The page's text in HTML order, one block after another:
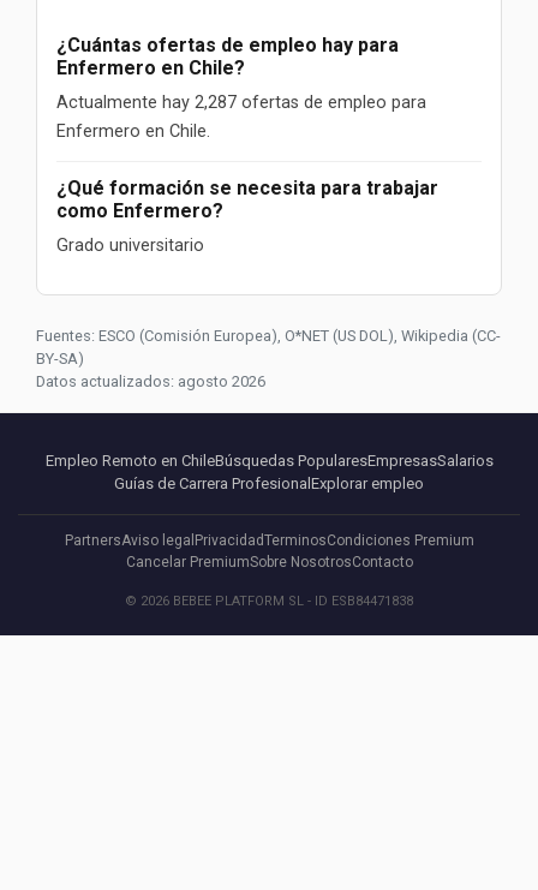
¿Cuántas ofertas de empleo hay para
Enfermero en Chile?
Actualmente hay 2,287 ofertas de empleo para
Enfermero en Chile.
¿Qué formación se necesita para trabajar
como Enfermero?
Grado universitario
Fuentes: ESCO (Comisión Europea), O*NET (US DOL), Wikipedia (CC-
BY-SA)
Datos actualizados: agosto 2026
Empleo Remoto en ChileBúsquedas PopularesEmpresasSalarios
Guías de Carrera ProfesionalExplorar empleo
PartnersAviso legal PrivacidadTerminosCondiciones Premium
Cancelar PremiumSobre NosotrosContacto
© 2026 BEBEE PLATFORM SL - ID ESB84471838